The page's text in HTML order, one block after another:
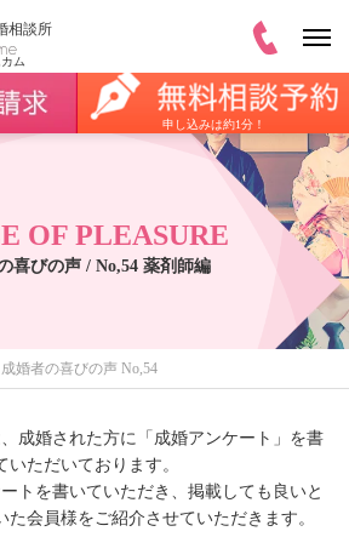
申し込みは約1分！
OF PLEASURE
喜びの声 / No,54 薬剤師編
成婚者の喜びの声 No,54
成婚された方に「成婚アンケート」を書
いただいております。
トを書いていただき、掲載しても良いと
た会員様をご紹介させていただきます。